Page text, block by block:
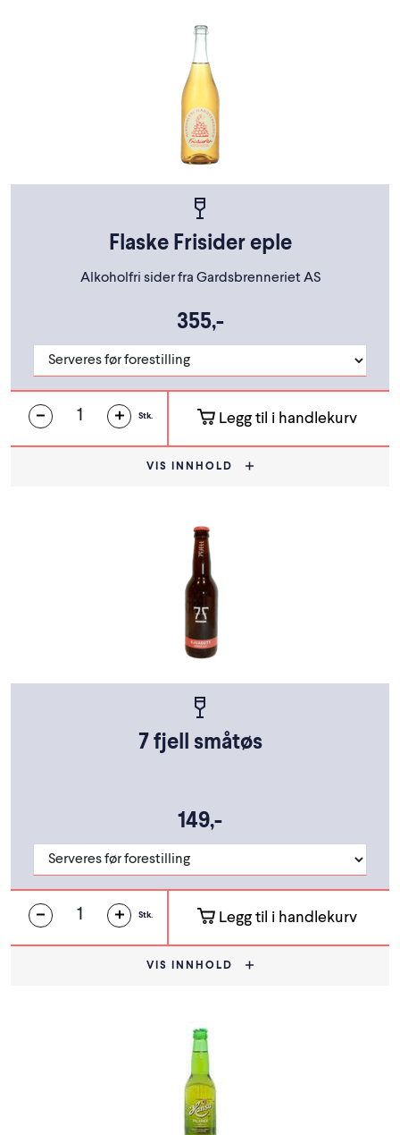
Flaske Frisider eple
Alkoholfri sider fra Gardsbrenneriet AS
355,-
Stk. Legg til i handlekurv
VIS INNHOLD
7 fjell småtøs
149,-
Stk. Legg til i handlekurv
VIS INNHOLD